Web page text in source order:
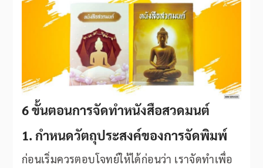
6 ขั้นตอนการจัดทำหนังสือสวดมนต์
1. กำหนดวัตถุประสงค์ของการจัดพิมพ์
ก่อนเริ่มควรตอบโจทย์ให้ได้ก่อนว่า เราจัดทำเพื่อ